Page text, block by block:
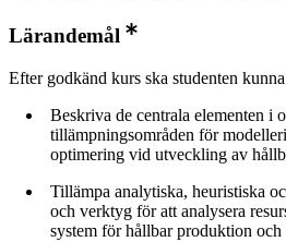
Lärandemål
Efter godkänd kurs ska studenten
Beskriva de centrala elementen i
tillämpningsområden för
optimering vid utveckling av
Tillämpa analytiska, heuristiska
och verktyg för att analysera
system för hållbar produktion